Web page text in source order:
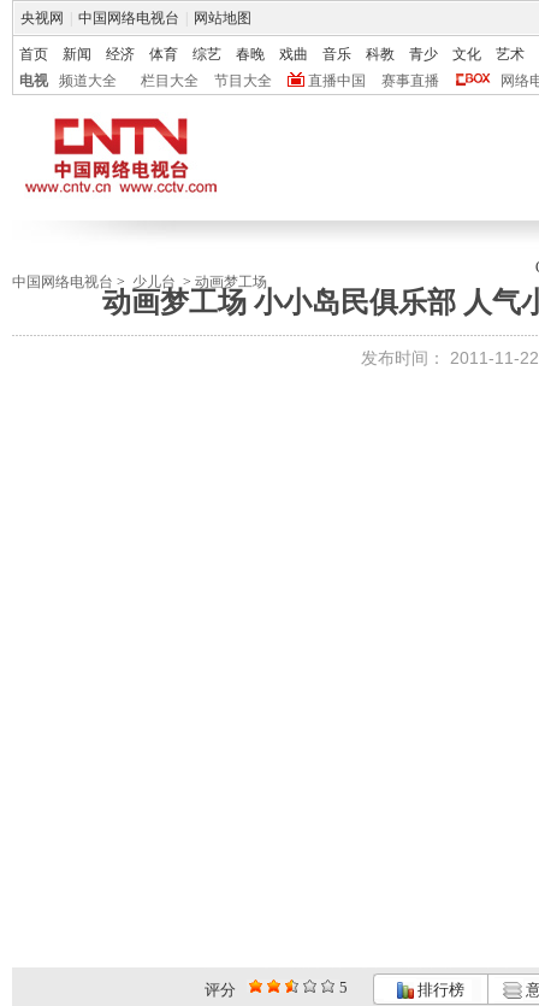
央视网 中国网络电视台 网站地图
首页 新闻 经济 体育 综艺 春晚 戏曲 音乐 科教 青少 文化
艺术
电视
频道大全 栏目大全 节目大全 直播中国 赛事直播 网络
中国网络电视台 > 少儿台 > 动画梦工场
动画梦工场 小小岛民俱乐部 人气
发布时间： 2011-11-
评分 5 排行榜
动画梦工场... 动画梦工场...